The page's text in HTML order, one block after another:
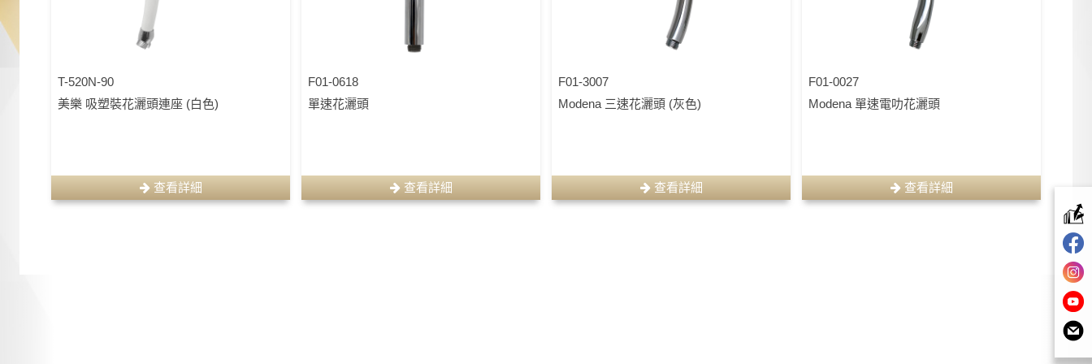
T-520N-90
美樂 吸塑裝花灑頭連座 (白色)
查看詳細
F01-0618
單速花灑頭
查看詳細
F01-3007
Modena 三速花灑頭 (灰色)
查看詳細
F01-0027
Modena 單速電叻花灑頭
查看詳細